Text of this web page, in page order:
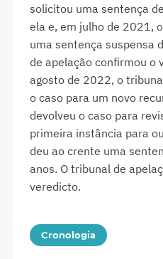
solicitou uma sentença
ela e, em julho de 2021,
uma sentença suspensa
de apelação confirmou o
agosto de 2022, o
o caso para um novo
devolveu o caso para
primeira instância para
deu ao crente uma
anos. O tribunal de
veredicto.
Cronologia